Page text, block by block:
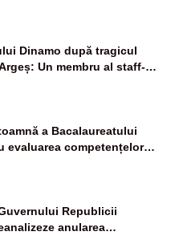
fraudă online
Dinamo după tragicul
Un membru al staff-
murit, antrenorul Adrian
a Bacalaureatului
evaluarea competențelor
română
Republicii
anularea
Ziua Limbii Române